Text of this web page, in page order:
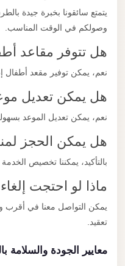
يتمتع سائقونا بخبرة جيدة
وصولكم في الوقت المناسب.
هل تتوفر مقاعد
نعم، يمكن توفير مقعد أطفال
هل يمكن تعديل
نعم، يمكن تعديل الموعد
هل يمكن الحجز
بالتأكيد، يمكننا تخصيص
ماذا لو احتجت إلغاء
يمكن التواصل معنا في أقرب
تعقيد.
معايير الجودة والسلامة